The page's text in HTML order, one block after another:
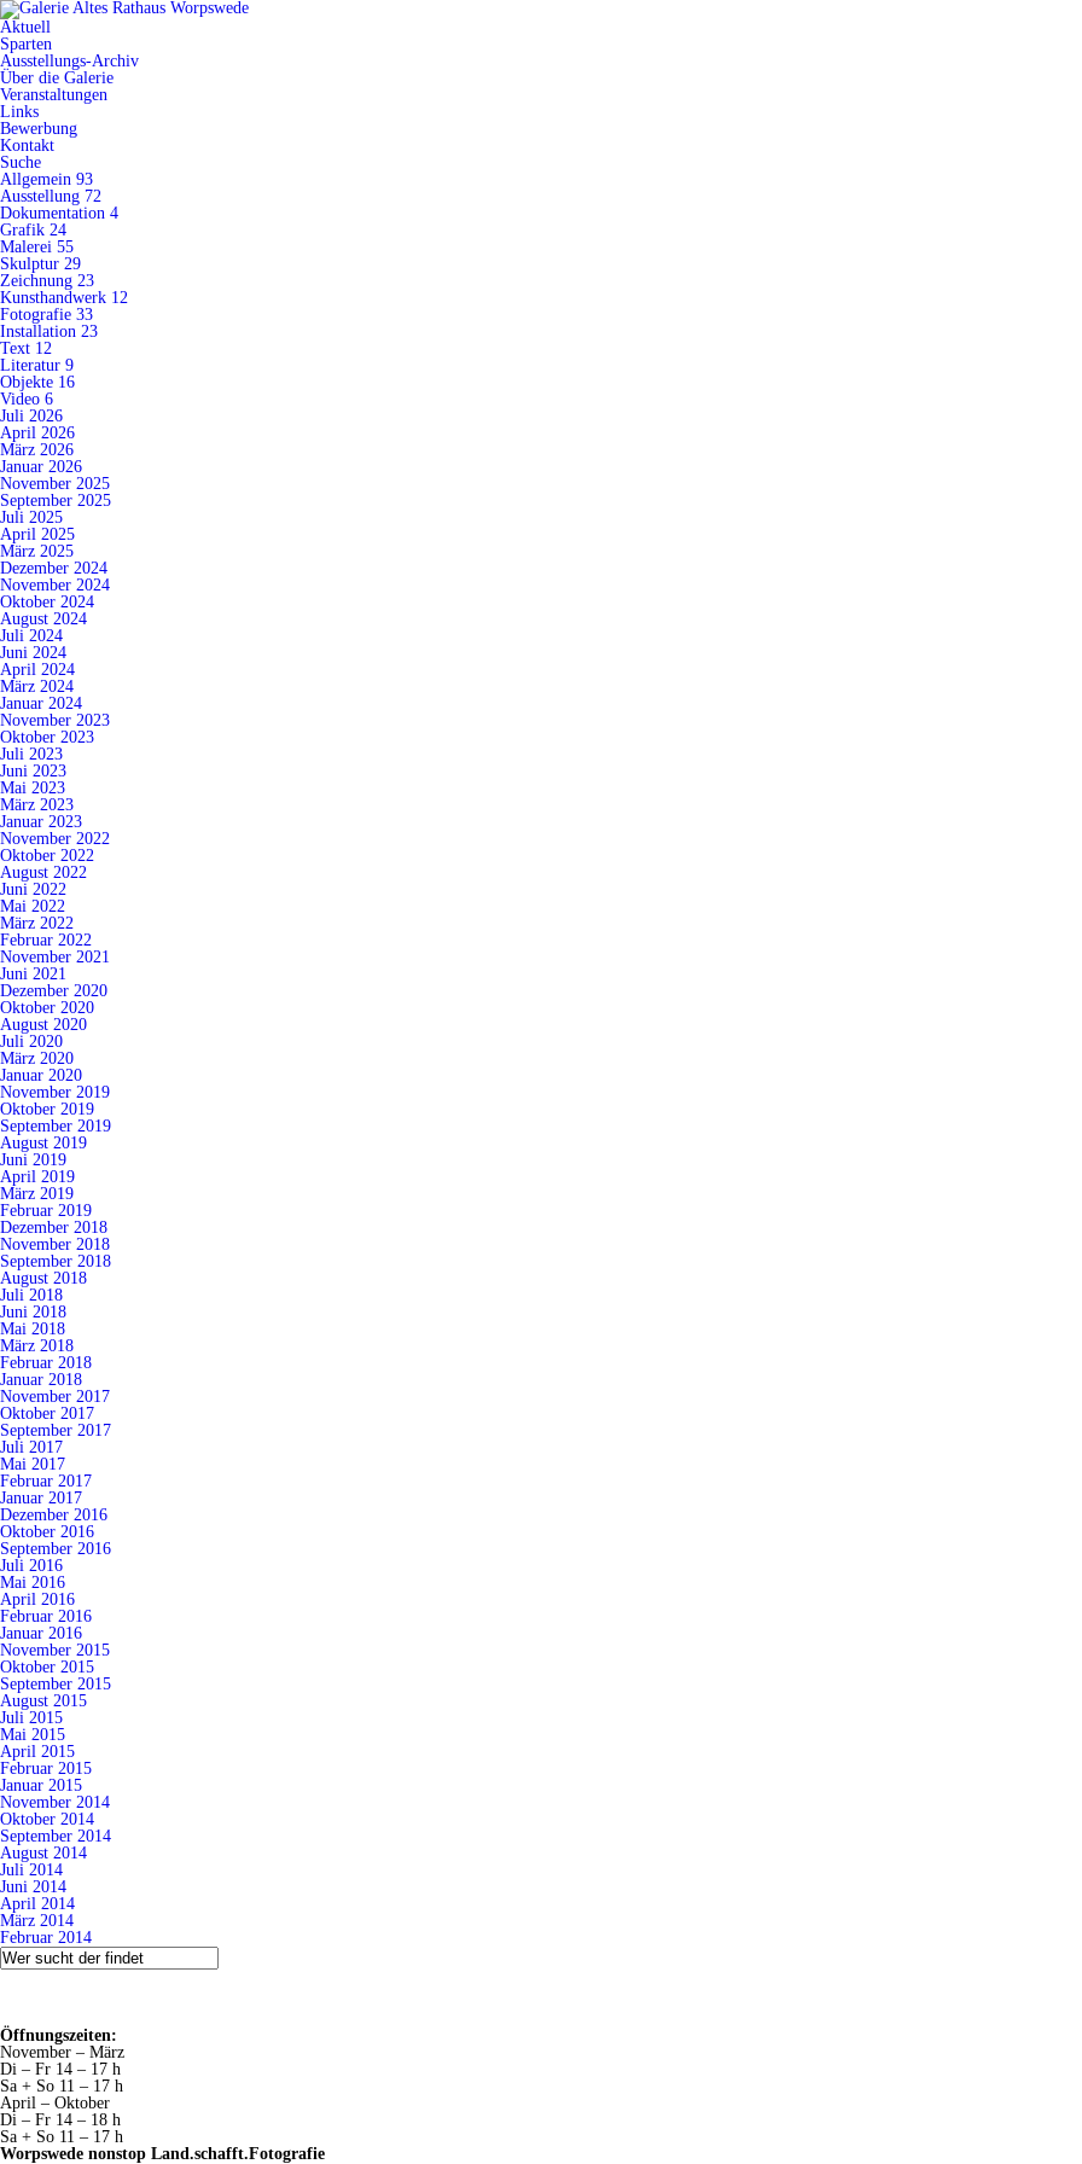
Aktuell
Sparten
Ausstellungs-Archiv
Über die Galerie
Veranstaltungen
Links
Bewerbung
Kontakt
Suche
Allgemein 93
Ausstellung 72
Dokumentation 4
Grafik 24
Malerei 55
Skulptur 29
Zeichnung 23
Kunsthandwerk 12
Fotografie 33
Installation 23
Text 12
Literatur 9
Objekte 16
Video 6
Juli 2026
April 2026
März 2026
Januar 2026
November 2025
September 2025
Juli 2025
April 2025
März 2025
Dezember 2024
November 2024
Oktober 2024
August 2024
Juli 2024
Juni 2024
April 2024
März 2024
Januar 2024
November 2023
Oktober 2023
Juli 2023
Juni 2023
Mai 2023
März 2023
Januar 2023
November 2022
Oktober 2022
August 2022
Juni 2022
Mai 2022
März 2022
Februar 2022
November 2021
Juni 2021
Dezember 2020
Oktober 2020
August 2020
Juli 2020
März 2020
Januar 2020
November 2019
Oktober 2019
September 2019
August 2019
Juni 2019
April 2019
März 2019
Februar 2019
Dezember 2018
November 2018
September 2018
August 2018
Juli 2018
Juni 2018
Mai 2018
März 2018
Februar 2018
Januar 2018
November 2017
Oktober 2017
September 2017
Juli 2017
Mai 2017
Februar 2017
Januar 2017
Dezember 2016
Oktober 2016
September 2016
Juli 2016
Mai 2016
April 2016
Februar 2016
Januar 2016
November 2015
Oktober 2015
September 2015
August 2015
Juli 2015
Mai 2015
April 2015
Februar 2015
Januar 2015
November 2014
Oktober 2014
September 2014
August 2014
Juli 2014
Juni 2014
April 2014
März 2014
Februar 2014
Öffnungszeiten:
November – März
Di – Fr 14 – 17 h
Sa + So 11 – 17 h
April – Oktober
Di – Fr 14 – 18 h
Sa + So 11 – 17 h
Worpswede nonstop Land.schafft.Fotografie